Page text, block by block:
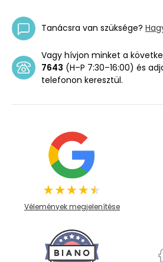
Tanácsra van szüksége?
Vagy hívjon minket a
7643 (H–P 7:30–16:00) és
telefonon keresztül.
Vélemények megjelenítése